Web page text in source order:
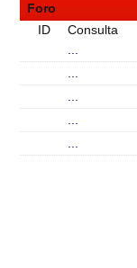
Foro
ID
Consulta